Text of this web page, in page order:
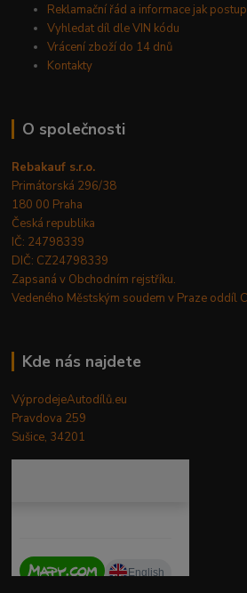
Reklamační řád a informace jak
Vyhledat díl dle VIN kódu
Vrácení zboží do 14 dnů
Kontakty
O společnosti
Rebakauf s.r.o.
Primátorská 296/38
180 00 Praha
Česká republika
IČ: 24798339
DIČ: CZ24798339
Zapsaná v Obchodním rejstříku.
Vedeného Městským soudem v Praze oddíl
Kde nás najdete
VýprodejeAutodílů.eu
Pravdova 259
Sušice, 34201